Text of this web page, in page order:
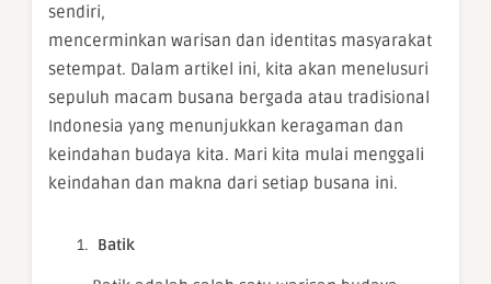
sendiri,
mencerminkan warisan dan identitas masyarakat
setempat. Dalam artikel ini, kita akan menelusuri
sepuluh macam busana bergada atau tradisional
Indonesia yang menunjukkan keragaman dan
keindahan budaya kita. Mari kita mulai menggali
keindahan dan makna dari setiap busana ini.
Batik